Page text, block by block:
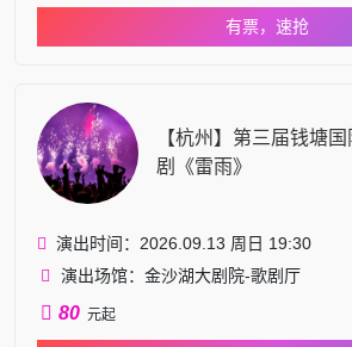
有票，速抢
【杭州】第三届钱塘
剧《雷雨》
演出时间：2026.09.13 周日 19:30
演出场馆：金沙湖大剧院-歌剧厅
80 元起